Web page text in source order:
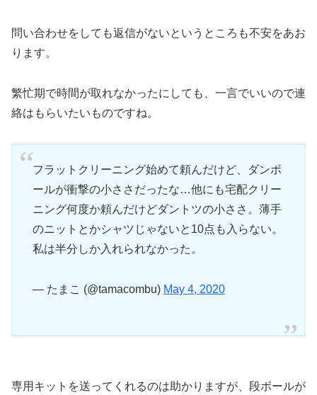
問い合わせをしても返信がないというところも不安をあお
ります。
繁忙期で時間が取れなかったにしても、一言でいいので連
絡はもらいたいものですね。
フラットクリーニング始めて頼んだけど、ダンボ
ールが衝撃の小ささだったな…他にも宅配クリー
ニング何度か頼んだけどダントツの小ささ。薄手
のニットとかシャツじゃないと10点も入らない。
私は半分しか入れられなかった。
— たまこ (@tamacombu) May 4, 2020
専用キットを送ってくれるのは助かりますが、段ボールが